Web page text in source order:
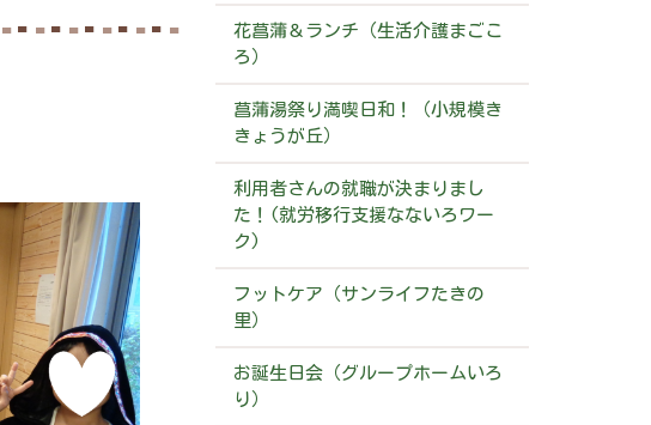
花菖蒲＆ランチ（生活介護まごこ
ろ）
菖蒲湯祭り満喫日和！（小規模き
きょうが丘）
利用者さんの就職が決まりまし
た！(就労移行支援なないろワー
ク)
フットケア（サンライフたきの
里）
お誕生日会（グループホームいろ
り）